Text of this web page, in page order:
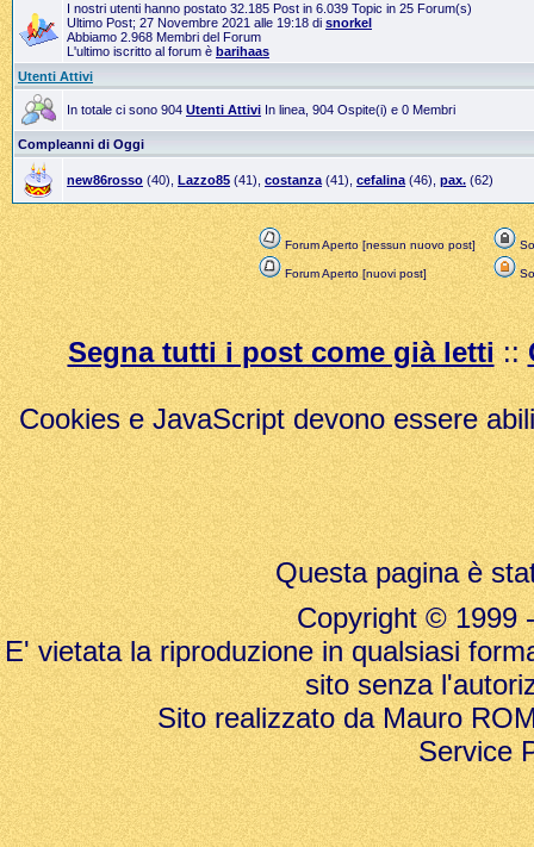
I nostri utenti hanno postato 32.185 Post in 6.039 Topic in 25 Forum(s)
Ultimo Post; 27 Novembre 2021 alle 19:18 di snorkel
Abbiamo 2.968 Membri del Forum
L'ultimo iscritto al forum è barihaas
Utenti Attivi
In totale ci sono 904 Utenti Attivi In linea, 904 Ospite(i) e 0 Membri
Compleanni di Oggi
new86rosso (40), Lazzo85 (41), costanza (41), cefalina (46), pax. (62)
Forum Aperto [nessun nuovo post]
Forum Aperto [nuovi post]
Segna tutti i post come già letti::
Cookies e JavaScript devono essere
Questa pagina è
Copyright © 1999
E' vietata la riproduzione in qualsiasi
sito senza
Sito realizzato da Mauro
Service